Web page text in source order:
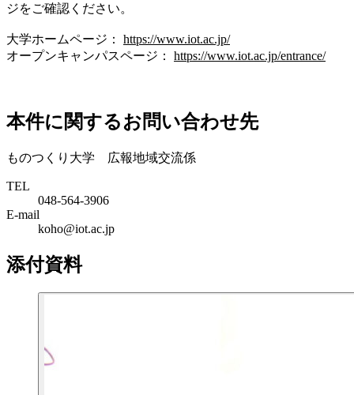
ジをご確認ください。
大学ホームページ： https://www.iot.ac.jp/
オープンキャンパスページ： https://www.iot.ac.jp/entrance/
本件に関するお問い合わせ先
ものつくり大学 広報地域交流係
TEL
048-564-3906
E-mail
koho@iot.ac.jp
添付資料